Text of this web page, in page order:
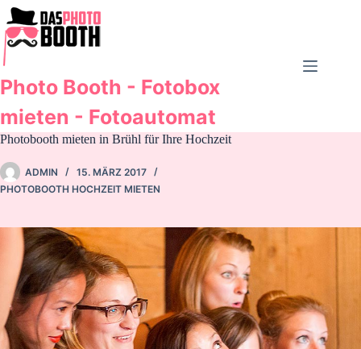
Zum
Inhalt
springen
Photo Booth - Fotobox
mieten - Fotoautomat
Photobooth mieten in Brühl für Ihre Hochzeit
ADMIN
15. MÄRZ 2017
PHOTOBOOTH HOCHZEIT MIETEN